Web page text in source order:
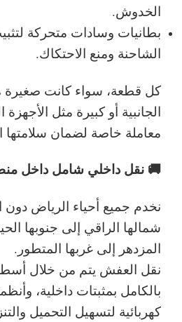
الخدوش.
بطانيات وسادات متحركة
الشاحنة ومنع الاحتكاك.
كل قطعة، سواء كانت صغيرة
الجانبية أو كبيرة مثل
معاملة خاصة لضمان سلامتها
🚚 نقل داخلي شامل داخل
نخدم جميع أحياء الرياض
شمالها الراقي إلى جنوبها
المزدهر إلى غربها المتطور.
نقل العفش يتم من خلال
بالكامل بمثبتات داخلية،
كهربائية لتسهيل التحميل